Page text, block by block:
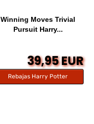
Winning Moves Trivial
Pursuit Harry...
39,95 EUR
Rebajas Harry Potter